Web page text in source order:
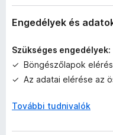
k
c
a
o
é
Engedélyek és
Szükséges engedélyek:
Böngészőlapok
Az adatai elérése az
További tudnivalók